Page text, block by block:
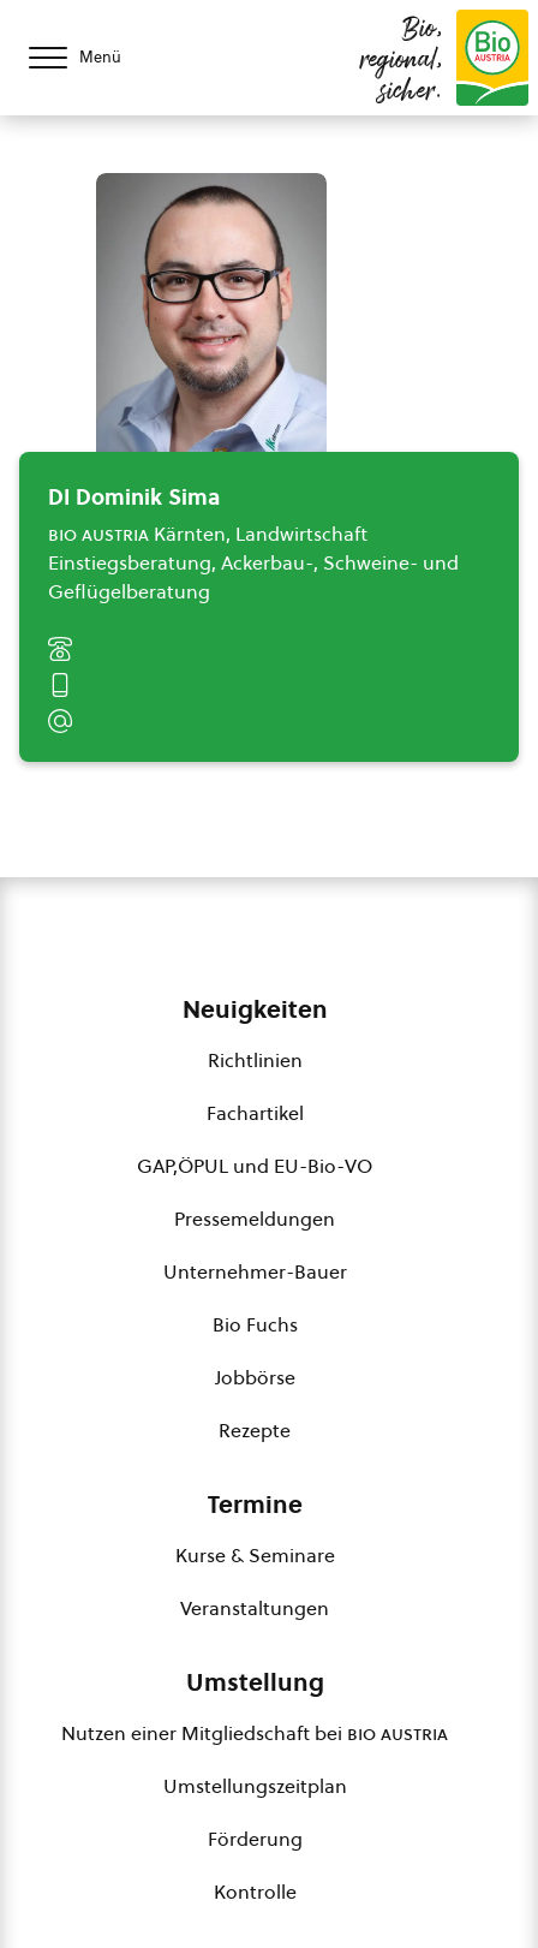
Menü
Bio,
regional,
sicher.
DI Dominik Sima
bio austria Kärnten, Landwirtschaft
Einstiegsberatung, Ackerbau-, Schweine- und
Geflügelberatung
Neuigkeiten
Richtlinien
Fachartikel
GAP,ÖPUL und EU-Bio-VO
Pressemeldungen
Unternehmer-Bauer
Bio Fuchs
Jobbörse
Rezepte
Termine
Kurse & Seminare
Veranstaltungen
Umstellung
Nutzen einer Mitgliedschaft bei bio austria
Umstellungszeitplan
Förderung
Kontrolle